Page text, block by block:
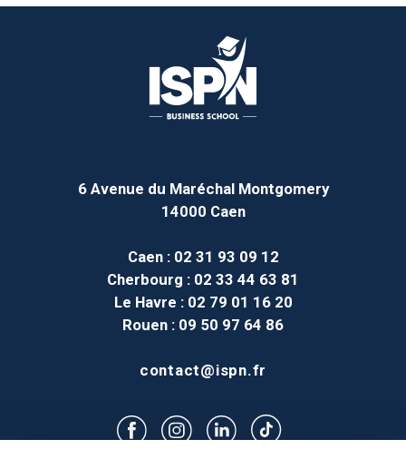
6 Avenue du Maréchal Montgomery
14000 Caen
Caen: 02 31 93 09 12
Cherbourg : 02 33 44 63 81
Le Havre : 02 79 01 16 20
Rouen : 09 50 97 64 86
contact@ispn.fr